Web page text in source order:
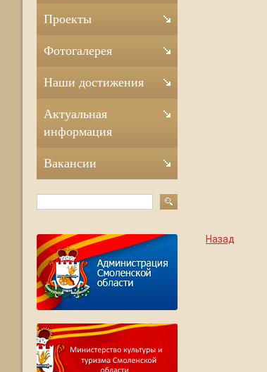
Назад
Проекты
Фотогалерея
Наши достижения
Актуальная
информация
Вакансии